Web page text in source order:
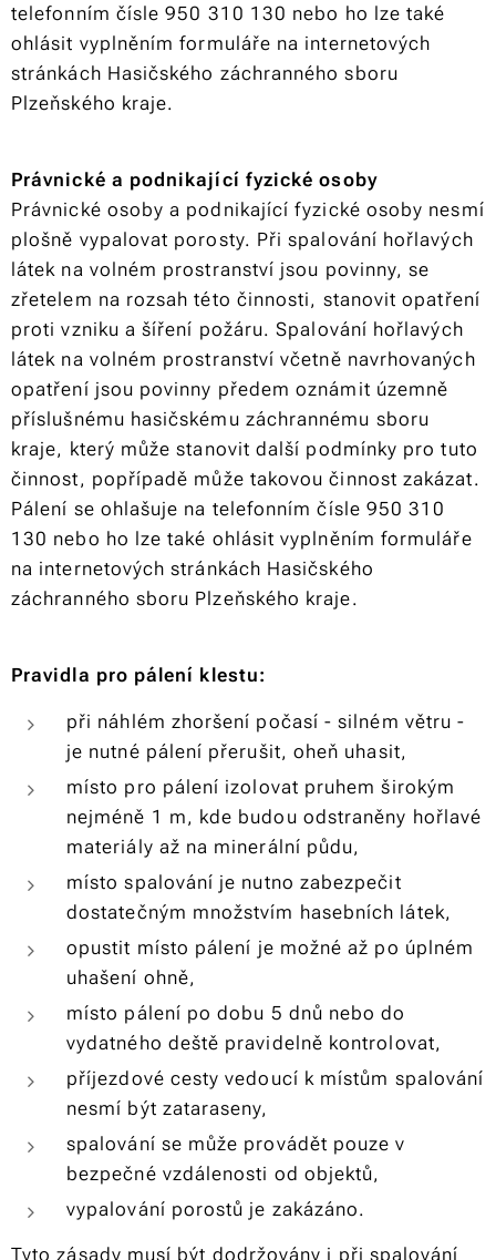
telefonním čísle 950 310 130 nebo ho lze také
ohlásit vyplněním formuláře na internetových
stránkách Hasičského záchranného sboru
Plzeňského kraje.
Právnické a podnikající fyzické osoby
Právnické osoby a podnikající fyzické osoby nesmí
plošně vypalovat porosty. Při spalování hořlavých
látek na volném prostranství jsou povinny, se
zřetelem na rozsah této činnosti, stanovit opatření
proti vzniku a šíření požáru. Spalování hořlavých
látek na volném prostranství včetně navrhovaných
opatření jsou povinny předem oznámit územně
příslušnému hasičskému záchrannému sboru
kraje, který může stanovit další podmínky pro tuto
činnost, popřípadě může takovou činnost zakázat.
Pálení se ohlašuje na telefonním čísle 950 310
130 nebo ho lze také ohlásit vyplněním formuláře
na internetových stránkách Hasičského
záchranného sboru Plzeňského kraje.
Pravidla pro pálení klestu:
při náhlém zhoršení počasí - silném větru -
je nutné pálení přerušit, oheň uhasit,
místo pro pálení izolovat pruhem širokým
nejméně 1 m, kde budou odstraněny hořlavé
materiály až na minerální půdu,
místo spalování je nutno zabezpečit
dostatečným množstvím hasebních látek,
opustit místo pálení je možné až po úplném
uhašení ohně,
místo pálení po dobu 5 dnů nebo do
vydatného deště pravidelně kontrolovat,
příjezdové cesty vedoucí k místům spalování
nesmí být zataraseny,
spalování se může provádět pouze v
bezpečné vzdálenosti od objektů,
vypalování porostů je zakázáno.
Tyto zásady musí být dodržovány i při spalování